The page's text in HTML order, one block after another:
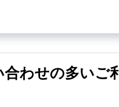
合わせの多いご